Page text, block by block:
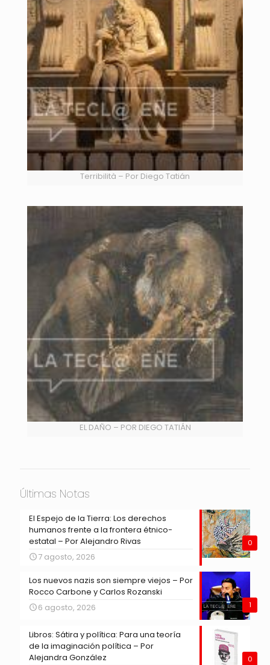
Terribilità – Por Diego Tatián
EL DAÑO – POR DIEGO TATIÁN
Últimas Notas
0
El Espejo de la Tierra: Los derechos
humanos frente a la frontera étnico-
estatal – Por Alejandro Rivas
7 agosto, 2026
1
Los nuevos nazis son siempre viejos – Por
Rocco Carbone y Carlos Rozanski
6 agosto, 2026
0
Libros: Sátira y política: Para una teoría
de la imaginación política – Por
Alejandra González